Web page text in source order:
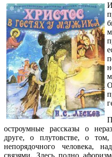
остроумные рассказы о
друге, о плутовстве, о том,
непорядочного человека,
связями. Здесь полно